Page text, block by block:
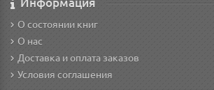
О состоянии книг
О нас
Доставка и оплата заказов
Условия соглашения